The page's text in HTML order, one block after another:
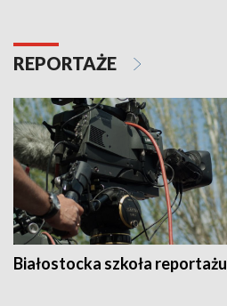
REPORTAŻE
Białostocka szkoła reportażu